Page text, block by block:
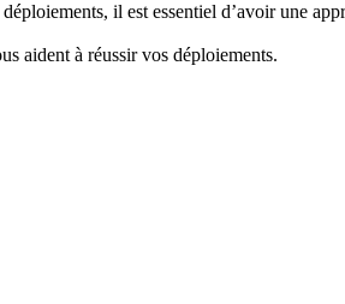
il est essentiel d’avoir une
aident à réussir vos déploiements.